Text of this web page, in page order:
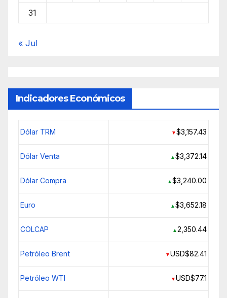
31
« Jul
Indicadores Económicos
Dólar TRM ▼$3,157.43
Dólar Venta ▲$3,372.14
Dólar Compra ▲$3,240.00
Euro ▲$3,652.18
COLCAP ▲ 2,350.44
Petróleo Brent ▼USD$82.41
Petróleo WTI ▼USD$77.1